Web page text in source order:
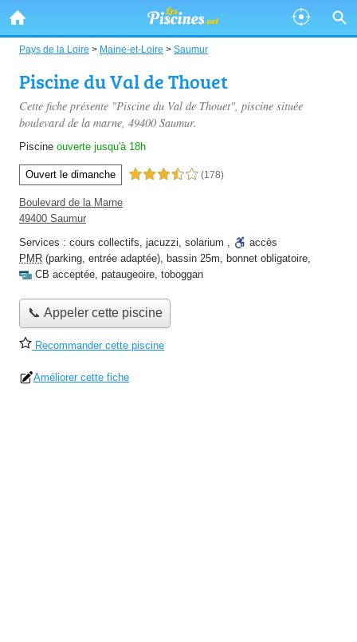
Pays de la Loire > Maine-et-Loire > Saumur
Piscine du Val de Thouet
Cette fiche présente "Piscine du Val de Thouet", piscine située
boulevard de la marne, 49400 Saumur.
Piscine ouverte jusqu'à 18h
Ouvert le dimanche 3,5 étoiles sur 5 (178)
Boulevard de la Marne
49400 Saumur
Services : cours collectifs, jacuzzi, solarium ,
accès
PMR (parking, entrée adaptée), bassin 25m, bonnet obligatoire,
CB acceptée, pataugeoire, toboggan
📞 Appeler cette piscine
Recommander cette piscine
Améliorer cette fiche